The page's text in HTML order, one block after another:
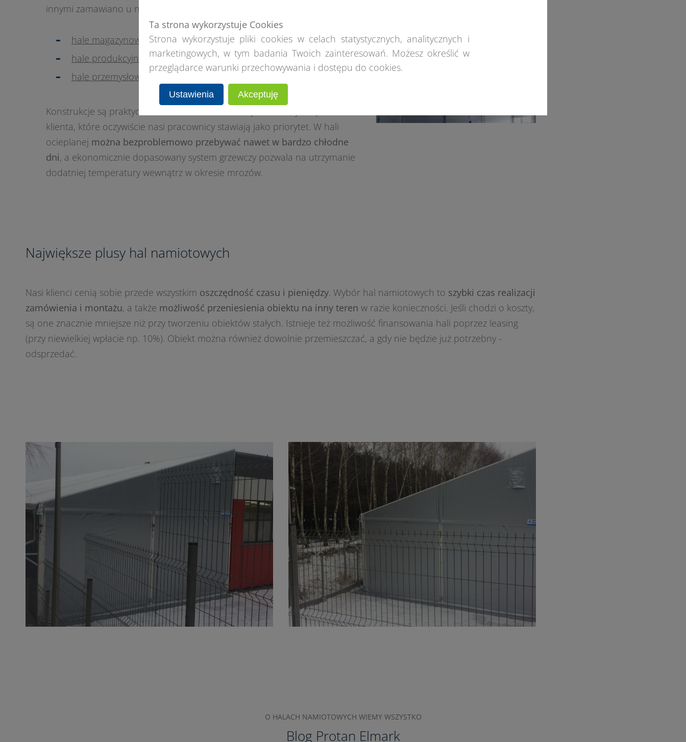
innymi zamawiano u nas:
hale magazynowe
hale produkcyjne
hale przemysłowe
Konstrukcje są praktyczne w wielu branżach. Wszystko zależy od potrzeb
klienta, które oczywiście nasi pracownicy stawiają jako priorytet. W hali
ocieplanej można bezproblemowo przebywać nawet w bardzo chłodne
dni, a ekonomicznie dopasowany system grzewczy pozwala na utrzymanie
dodatniej temperatury wewnątrz w okresie mrozów.
Największe plusy hal namiotowych
Nasi klienci cenią sobie przede wszystkim oszczędność czasu i pieniędzy. Wybór hal namiotowych to szybki czas realizacji
zamówienia i montażu, a także możliwość przeniesienia obiektu na inny teren w razie konieczności. Jeśli chodzi o koszty,
są one znacznie mniejsze niż przy tworzeniu obiektów stałych. Istnieje też możliwość finansowania hali poprzez leasing
(przy niewielkiej wpłacie np. 10%). Obiekt można również dowolnie przemieszczać, a gdy nie będzie już potrzebny -
odsprzedać.
O HALACH NAMIOTOWYCH WIEMY WSZYSTKO
Blog Protan Elmark
Ta strona wykorzystuje Cookies
Strona wykorzystuje pliki cookies w celach statystycznych, analitycznych i
marketingowych, w tym badania Twoich zainteresowań. Możesz określić w
przeglądarce warunki przechowywania i dostępu do cookies.
Ustawienia Akceptuję